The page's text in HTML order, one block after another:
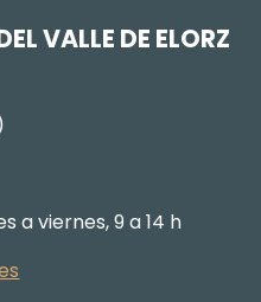
VALLE DE ELORZ
a viernes, 9 a 14 h